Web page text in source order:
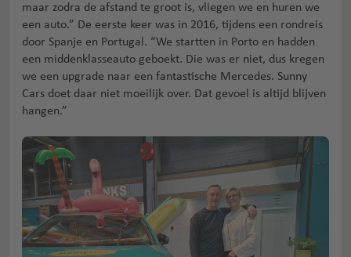
maar zodra de afstand te groot is, vliegen we en huren we
een auto.” De eerste keer was in 2016, tijdens een rondreis
door Spanje en Portugal. “We startten in Porto en hadden
een middenklasseauto geboekt. Die was er niet, dus kregen
we een upgrade naar een fantastische Mercedes. Sunny
Cars doet daar niet moeilijk over. Dat gevoel is altijd blijven
hangen.”